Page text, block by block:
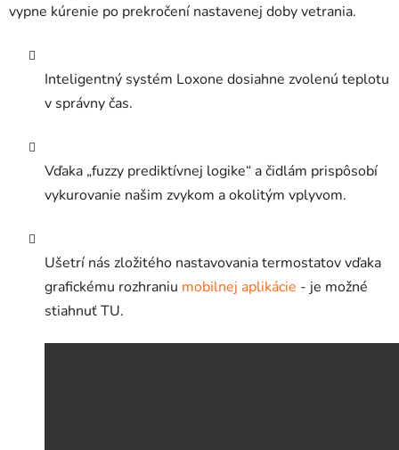
vypne kúrenie po prekročení nastavenej doby vetrania.
Inteligentný systém Loxone dosiahne zvolenú teplotu
v správny čas.
Vďaka „fuzzy prediktívnej logike“ a čidlám prispôsobí
vykurovanie našim zvykom a okolitým vplyvom.
Ušetrí nás zložitého nastavovania termostatov vďaka
grafickému rozhraniu mobilnej aplikácie - je možné
stiahnuť TU.